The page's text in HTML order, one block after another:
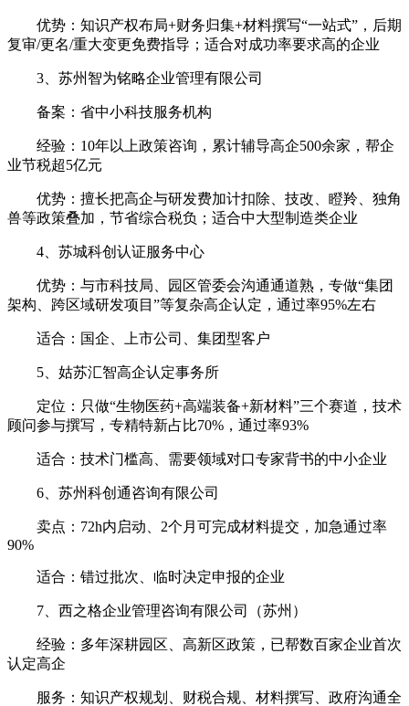
优势：知识产权布局+财务归集+材料撰写“一站式”，后期
复审/更名/重大变更免费指导；适合对成功率要求高的企业
3、苏州智为铭略企业管理有限公司
备案：省中小科技服务机构
经验：10年以上政策咨询，累计辅导高企500余家，帮企
业节税超5亿元
优势：擅长把高企与研发费加计扣除、技改、瞪羚、独角
兽等政策叠加，节省综合税负；适合中大型制造类企业
4、苏城科创认证服务中心
优势：与市科技局、园区管委会沟通通道熟，专做“集团
架构、跨区域研发项目”等复杂高企认定，通过率95%左右
适合：国企、上市公司、集团型客户
5、姑苏汇智高企认定事务所
定位：只做“生物医药+高端装备+新材料”三个赛道，技术
顾问参与撰写，专精特新占比70%，通过率93%
适合：技术门槛高、需要领域对口专家背书的中小企业
6、苏州科创通咨询有限公司
卖点：72h内启动、2个月可完成材料提交，加急通过率
90%
适合：错过批次、临时决定申报的企业
7、西之格企业管理咨询有限公司（苏州）
经验：多年深耕园区、高新区政策，已帮数百家企业首次
认定高企
服务：知识产权规划、财税合规、材料撰写、政府沟通全